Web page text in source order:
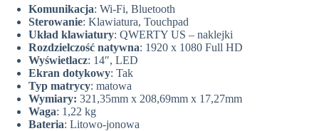
Komunikacja: Wi-Fi, Bluetooth
Sterowanie: Klawiatura, Touchpad
Układ klawiatury: QWERTY US – naklejki
Rozdzielczość natywna: 1920 x 1080 Full HD
Wyświetlacz: 14″, LED
Ekran dotykowy: Tak
Typ matrycy: matowa
Wymiary: 321,35mm x 208,69mm x 17,27mm
Waga: 1,22 kg
Bateria: Litowo-jonowa